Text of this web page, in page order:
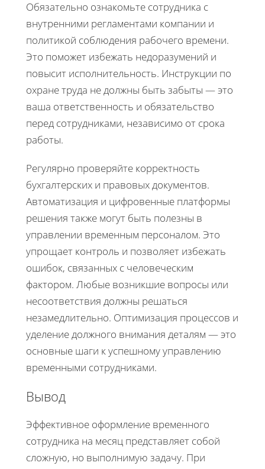
Обязательно ознакомьте сотрудника с
внутренними регламентами компании и
политикой соблюдения рабочего времени.
Это поможет избежать недоразумений и
повысит исполнительность. Инструкции по
охране труда не должны быть забыты — это
ваша ответственность и обязательство
перед сотрудниками, независимо от срока
работы.
Регулярно проверяйте корректность
бухгалтерских и правовых документов.
Автоматизация и цифровенные платформы
решения также могут быть полезны в
управлении временным персоналом. Это
упрощает контроль и позволяет избежать
ошибок, связанных с человеческим
фактором. Любые возникшие вопросы или
несоответствия должны решаться
незамедлительно. Оптимизация процессов и
уделение должного внимания деталям — это
основные шаги к успешному управлению
временными сотрудниками.
Вывод
Эффективное оформление временного
сотрудника на месяц представляет собой
сложную, но выполнимую задачу. При